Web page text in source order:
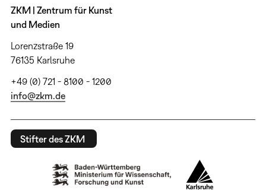
ZKM | Zentrum für Kunst
und Medien
Lorenzstraße 19
76135 Karlsruhe
+49 (0) 721 - 8100 - 1200
info@zkm.de
Stifter des ZKM